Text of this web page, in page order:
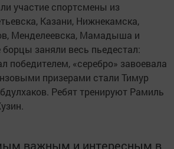
участие спортсмены из
Казани, Нижнекамска,
Менделеевска, Мамадыша и
заняли весь пьедестал:
победителем, «серебро» завоевала
призерами стали Тимур
Ребят тренируют Рамиль
важным и интересным в